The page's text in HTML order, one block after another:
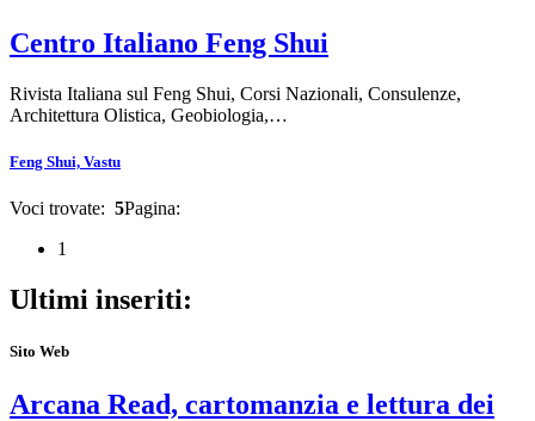
Centro Italiano Feng Shui
Rivista Italiana sul Feng Shui, Corsi Nazionali, Consulenze,
Architettura Olistica, Geobiologia,…
Feng Shui, Vastu
Voci trovate: 5Pagina:
1
Ultimi inseriti:
Sito Web
Arcana Read, cartomanzia e lettura dei